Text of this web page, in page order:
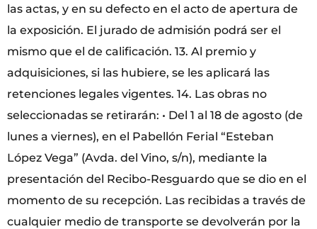
las actas, y en su defecto en el acto de apertura de
la exposición. El jurado de admisión podrá ser el
mismo que el de calificación. 13. Al premio y
adquisiciones, si las hubiere, se les aplicará las
retenciones legales vigentes. 14. Las obras no
seleccionadas se retirarán: • Del 1 al 18 de agosto (de
lunes a viernes), en el Pabellón Ferial “Esteban
López Vega” (Avda. del Vino, s/n), mediante la
presentación del Recibo-Resguardo que se dio en el
momento de su recepción. Las recibidas a través de
cualquier medio de transporte se devolverán por la